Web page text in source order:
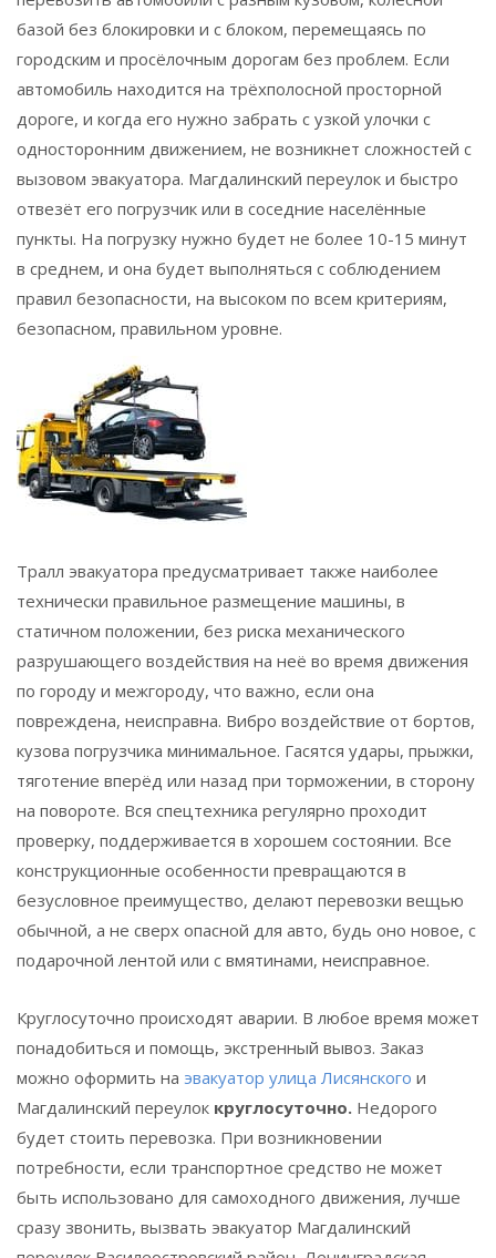
базой без блокировки и с блоком, перемещаясь по
городским и просёлочным дорогам без проблем. Если
автомобиль находится на трёхполосной просторной
дороге, и когда его нужно забрать с узкой улочки с
односторонним движением, не возникнет сложностей с
вызовом эвакуатора. Магдалинский переулок и быстро
отвезёт его погрузчик или в соседние населённые
пункты. На погрузку нужно будет не более 10-15 минут
в среднем, и она будет выполняться с соблюдением
правил безопасности, на высоком по всем критериям,
безопасном, правильном уровне.
Тралл эвакуатора предусматривает также наиболее
технически правильное размещение машины, в
статичном положении, без риска механического
разрушающего воздействия на неё во время движения
по городу и межгороду, что важно, если она
повреждена, неисправна. Вибро воздействие от бортов,
кузова погрузчика минимальное. Гасятся удары, прыжки,
тяготение вперёд или назад при торможении, в сторону
на повороте. Вся спецтехника регулярно проходит
проверку, поддерживается в хорошем состоянии. Все
конструкционные особенности превращаются в
безусловное преимущество, делают перевозки вещью
обычной, а не сверх опасной для авто, будь оно новое, с
подарочной лентой или с вмятинами, неисправное.
Круглосуточно происходят аварии. В любое время может
понадобиться и помощь, экстренный вывоз. Заказ
можно оформить на эвакуатор улица Лисянского и
Магдалинский переулок круглосуточно. Недорого
будет стоить перевозка. При возникновении
потребности, если транспортное средство не может
быть использовано для самоходного движения, лучше
сразу звонить, вызвать эвакуатор Магдалинский